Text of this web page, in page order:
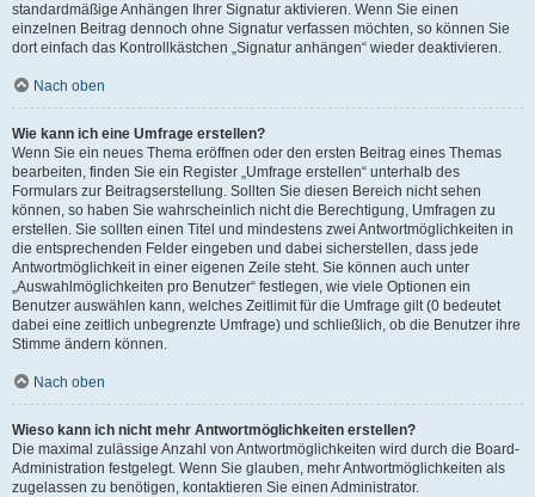
standardmäßige Anhängen Ihrer Signatur aktivieren. Wenn Sie einen
einzelnen Beitrag dennoch ohne Signatur verfassen möchten, so können Sie
dort einfach das Kontrollkästchen „Signatur anhängen“ wieder deaktivieren.
Nach oben
Wie kann ich eine Umfrage erstellen?
Wenn Sie ein neues Thema eröffnen oder den ersten Beitrag eines Themas
bearbeiten, finden Sie ein Register „Umfrage erstellen“ unterhalb des
Formulars zur Beitragserstellung. Sollten Sie diesen Bereich nicht sehen
können, so haben Sie wahrscheinlich nicht die Berechtigung, Umfragen zu
erstellen. Sie sollten einen Titel und mindestens zwei Antwortmöglichkeiten in
die entsprechenden Felder eingeben und dabei sicherstellen, dass jede
Antwortmöglichkeit in einer eigenen Zeile steht. Sie können auch unter
„Auswahlmöglichkeiten pro Benutzer“ festlegen, wie viele Optionen ein
Benutzer auswählen kann, welches Zeitlimit für die Umfrage gilt (0 bedeutet
dabei eine zeitlich unbegrenzte Umfrage) und schließlich, ob die Benutzer ihre
Stimme ändern können.
Nach oben
Wieso kann ich nicht mehr Antwortmöglichkeiten erstellen?
Die maximal zulässige Anzahl von Antwortmöglichkeiten wird durch die Board-
Administration festgelegt. Wenn Sie glauben, mehr Antwortmöglichkeiten als
zugelassen zu benötigen, kontaktieren Sie einen Administrator.